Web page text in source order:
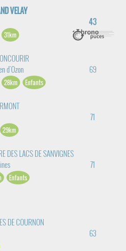
VELAY
43
31km
d'Ozon
69
28km Enfants
71
29km
DES LACS DE SANVIGNES
71
Enfants
DE COURNON
63